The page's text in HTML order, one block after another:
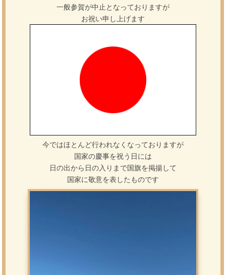
一般参賀が中止となっておりますが
お祝い申し上げます
今ではほとんど行われなくなっておりますが
国家の慶事を祝う日には
日の出から日の入りまで国旗を掲揚して
国家に敬意を表したものです